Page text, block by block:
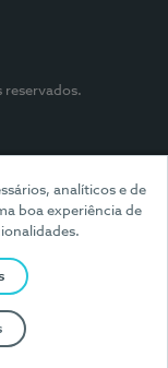
analíticos e de
boa experiência de
reservados.